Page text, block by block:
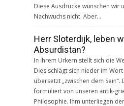
Diese Ausdrücke wünschen wir
Nachwuchs nicht. Aber…
Herr Sloterdijk, leben
Absurdistan?
In ihrem Urkern stellt sich die
Dies schlägt sich nieder im
übersetzt „zwischen dem
formuliert von unseren antik-
Philosophie. Ihm unterliegen